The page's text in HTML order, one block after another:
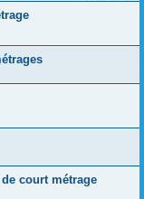
court métrage